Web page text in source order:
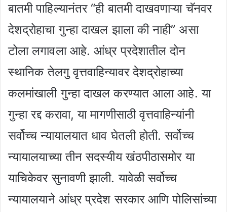
बातमी पाहिल्यानंतर “ही बातमी दाखवणाऱ्या चॅनवर
देशद्रोहाचा गुन्हा दाखल झाला की नाही” असा
टोला लगावला आहे. आंध्र प्रदेशातील दोन
स्थानिक तेलगु वृत्तवाहिन्यावर देशद्रोहाच्या
कलमांखाली गुन्हा दाखल करण्यात आला आहे. या
गुन्हा रद्द करावा, या मागणीसाठी वृत्तवाहिन्यांनी
सर्वोच्च न्यायालयात धाव घेतली होती. सर्वोच्च
न्यायालयाच्या तीन सदस्यीय खंठपीठासमोर या
याचिकेवर सुनावणी झाली. यावेळी सर्वोच्च
न्यायालयाने आंध्र प्रदेश सरकार आणि पोलिसांच्या